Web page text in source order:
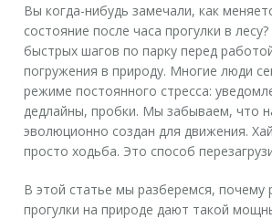
Вы когда-нибудь замечали, как
состояние после часа прогулки в
быстрых шагов по парку перед
погружения в природу. Многие люди
режиме постоянного стресса:
дедлайны, пробки. Мы забываем, что
эволюционно создан для движения.
просто ходьба. Это способ
В этой статье мы разберемся, почему
прогулки на природе дают такой